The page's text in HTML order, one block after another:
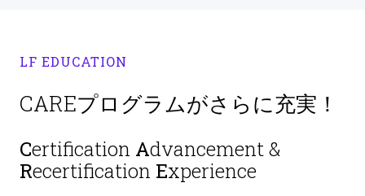
LF EDUCATION
CAREプログラムがさらに充実！
Certification Advancement &
Recertification Experience